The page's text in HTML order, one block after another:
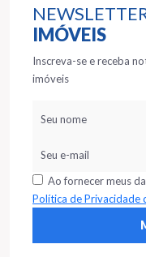
IMÓVEIS
Inscreva-se e receba
imóveis
Ao fornecer meus
Política de Privacidade